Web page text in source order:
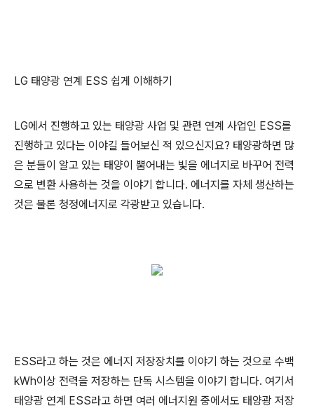
LG 태양광 연계 ESS 쉽게 이해하기
LG에서 진행하고 있는 태양광 사업 및 관련 연계 사업인 ESS를
진행하고 있다는 이야길 들어보신 적 있으신지요? 태양광하면 많
은 분들이 알고 있는 태양이 뿜어내는 빛을 에너지로 바꾸어 전력
으로 변환 사용하는 것을 이야기 합니다. 에너지를 자체 생산하는
것은 물론 청정에너지로 각광받고 있습니다.
ESS라고 하는 것은 에너지 저장장치를 이야기 하는 것으로 수백
kWh이상 전력을 저장하는 단독 시스템을 이야기 합니다. 여기서
태양광 연계 ESS라고 하면 여러 에너지원 중에서도 태양광 저장